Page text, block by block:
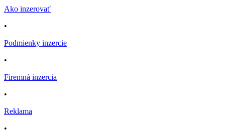
Ako inzerovať
•
Podmienky inzercie
•
Firemná inzercia
•
Reklama
•